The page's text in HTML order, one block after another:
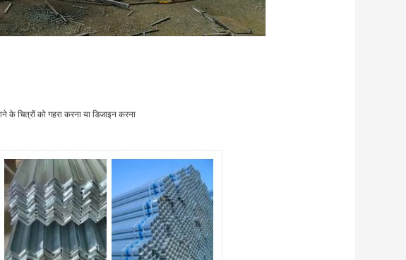
के चित्रों को गहरा करना या डिजाइन करना